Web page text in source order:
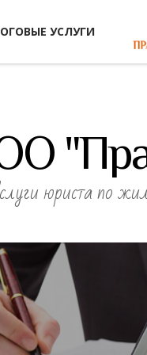
УСЛУГИ
юриста по